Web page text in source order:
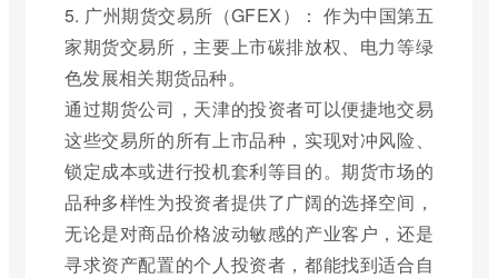
5. 广州期货交易所（GFEX）： 作为中国第五
家期货交易所，主要上市碳排放权、电力等绿
色发展相关期货品种。
通过期货公司，天津的投资者可以便捷地交易
这些交易所的所有上市品种，实现对冲风险、
锁定成本或进行投机套利等目的。期货市场的
品种多样性为投资者提供了广阔的选择空间，
无论是对商品价格波动敏感的产业客户，还是
寻求资产配置的个人投资者，都能找到适合自